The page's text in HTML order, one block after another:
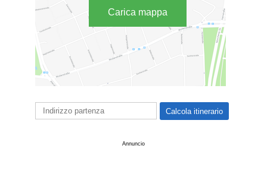
Carica mappa
Annuncio